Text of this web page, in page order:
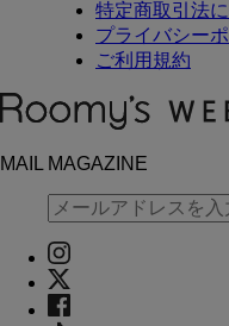
特定商取引法
プライバシー
ご利用規約
MAIL MAGAZINE